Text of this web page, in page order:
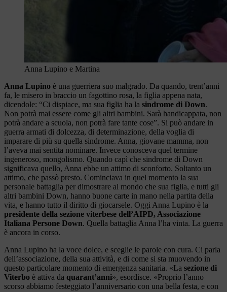
Anna Lupino e Martina
Anna Lupino è una guerriera suo malgrado. Da quando, trent’anni
fa, le misero in braccio un fagottino rosa, la figlia appena nata,
dicendole: “Ci dispiace, ma sua figlia ha la sindrome di Down.
Non potrà mai essere come gli altri bambini. Sarà handicappata, non
potrà andare a scuola, non potrà fare tante cose”. Si può andare in
guerra armati di dolcezza, di determinazione, della voglia di
imparare di più su quella sindrome. Anna, giovane mamma, non
l’aveva mai sentita nominare. Invece conosceva quel termine
ingeneroso, mongolismo. Quando capì che sindrome di Down
significava quello, Anna ebbe un attimo di sconforto. Soltanto un
attimo, che passò presto. Cominciava in quel momento la sua
personale battaglia per dimostrare al mondo che sua figlia, e tutti gli
altri bambini Down, hanno buone carte in mano nella partita della
vita, e hanno tutto il diritto di giocarsele. Oggi Anna Lupino è la
presidente della sezione viterbese dell’AIPD, Associazione
Italiana Persone Down. Quella battaglia Anna l’ha vinta. La guerra
è ancora in corso.
Anna Lupino ha la voce dolce, e sceglie le parole con cura. Ci parla
dell’associazione, della sua attività, e di come si sta muovendo in
questo particolare momento di emergenza sanitaria. «La sezione di
Viterbo è attiva da quarant’anni», esordisce. «Proprio l’anno
scorso abbiamo festeggiato l’anniversario con una bella festa, e con